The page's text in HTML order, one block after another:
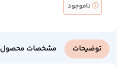
ناموجود
توضیحات مشخصات محصول